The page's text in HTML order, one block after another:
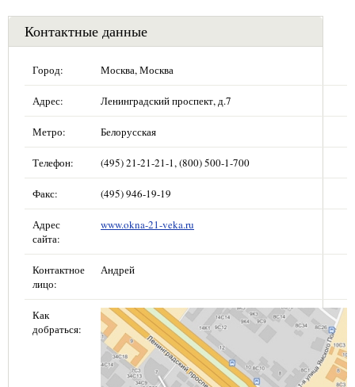
Контактные данные
Город: Москва, Москва
Адрес: Ленинградский проспект, д.7
Метро: Белорусская
Телефон: (495) 21-21-21-1, (800) 500-1-700
Факс: (495) 946-19-19
Адрес
сайта:
www.okna-21-veka.ru
Контактное
лицо:
Андрей
Как
добраться: